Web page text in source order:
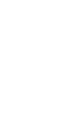
루텐, 유제품,